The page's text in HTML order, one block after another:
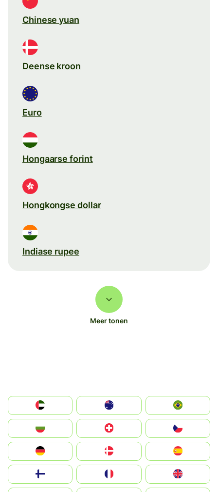
Chinese yuan
Deense kroon
Euro
Hongaarse forint
Hongkongse dollar
Indiase rupee
Meer tonen
الإمارات العربية المتحدة
Switzerland
Deutschland
United Kingdom